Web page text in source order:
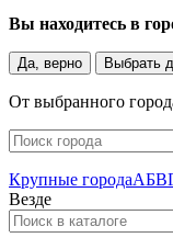
Вы находитесь в
Да, верно Выбрать
От выбранного
Крупные городаАБВ
Везде